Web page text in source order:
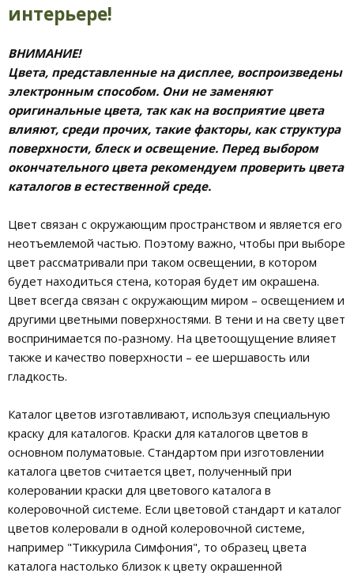
интерьере!
ВНИМАНИЕ!
Цвета, представленные на дисплее, воспроизведены
электронным способом. Они не заменяют
оригинальные цвета, так как на восприятие цвета
влияют, среди прочих, такие факторы, как структура
поверхности, блеск и освещение. Перед выбором
окончательного цвета рекомендуем проверить цвета
каталогов в естественной среде.
Цвет связан с окружающим пространством и является его
неотъемлемой частью. Поэтому важно, чтобы при выборе
цвет рассматривали при таком освещении, в котором
будет находиться стена, которая будет им окрашена.
Цвет всегда связан с окружающим миром – освещением и
другими цветными поверхностями. В тени и на свету цвет
воспринимается по-разному. На цветоощущение влияет
также и качество поверхности – ее шершавость или
гладкость.
Каталог цветов изготавливают, используя специальную
краску для каталогов. Краски для каталогов цветов в
основном полуматовые. Стандартом при изготовлении
каталога цветов считается цвет, полученный при
колеровании краски для цветового каталога в
колеровочной системе. Если цветовой стандарт и каталог
цветов колеровали в одной колеровочной системе,
например "Тиккурила Симфония", то образец цвета
каталога настолько близок к цвету окрашенной